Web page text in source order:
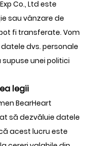
Co., Ltd este
sau vânzare de
fi transferate. Vom
dvs. personale
unei politici
legii
BearHeart
să dezvăluie datele
acest lucru este